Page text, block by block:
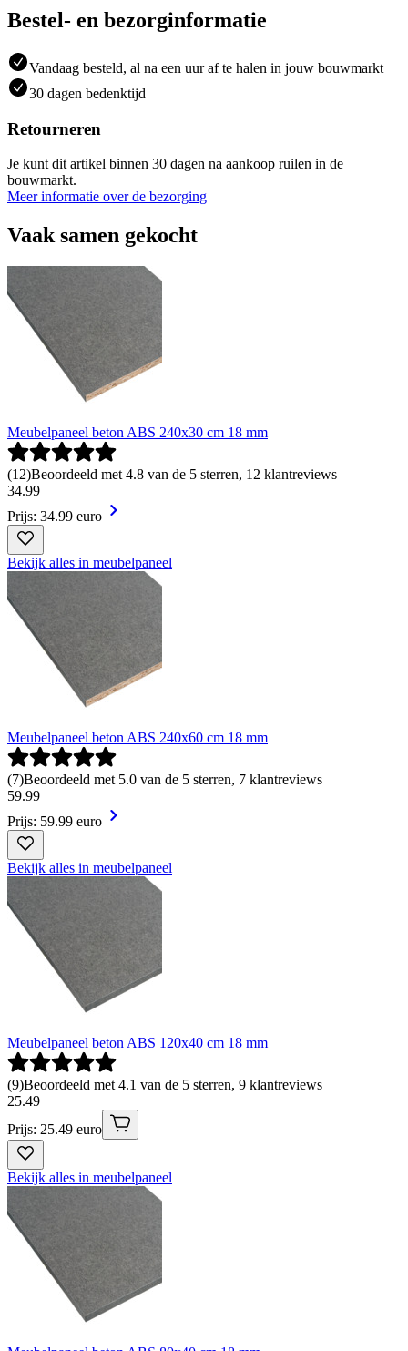
Bestel- en bezorginformatie
Vandaag besteld, al na een uur af te halen in jouw bouwmarkt
30 dagen bedenktijd
Retourneren
Je kunt dit artikel binnen 30 dagen na aankoop ruilen in de
bouwmarkt.
Meer informatie over de bezorging
Vaak samen gekocht
Meubelpaneel beton ABS 240x30 cm 18 mm
(12)Beoordeeld met 4.8 van de 5 sterren, 12 klantreviews
34.99
Prijs: 34.99 euro
Bekijk alles in meubelpaneel
Meubelpaneel beton ABS 240x60 cm 18 mm
(7)Beoordeeld met 5.0 van de 5 sterren, 7 klantreviews
59.99
Prijs: 59.99 euro
Bekijk alles in meubelpaneel
Meubelpaneel beton ABS 120x40 cm 18 mm
(9)Beoordeeld met 4.1 van de 5 sterren, 9 klantreviews
25.49
Prijs: 25.49 euro
Bekijk alles in meubelpaneel